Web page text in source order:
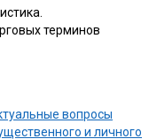
терминов